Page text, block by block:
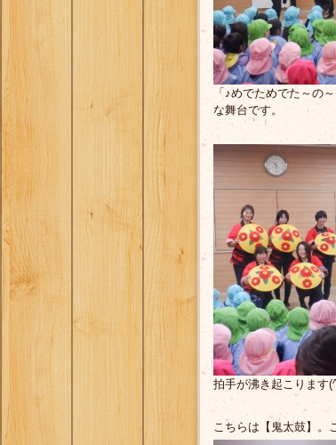
「♪めでためでた～の
な舞台です。
拍手が沸き起こります
こちらは【鬼太鼓】。